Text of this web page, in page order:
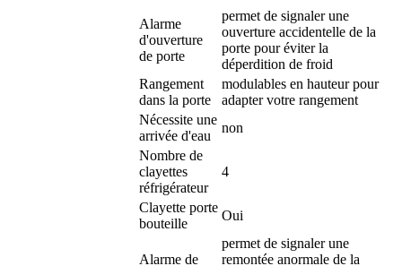
Alarme
d'ouverture
de porte
permet de signaler une
ouverture accidentelle de la
porte pour éviter la
déperdition de froid
Rangement
dans la porte
modulables en hauteur pour
adapter votre rangement
Nécessite une
arrivée d'eau
non
Nombre de
clayettes
réfrigérateur
4
Clayette porte
bouteille
Oui
Alarme de
permet de signaler une
remontée anormale de la